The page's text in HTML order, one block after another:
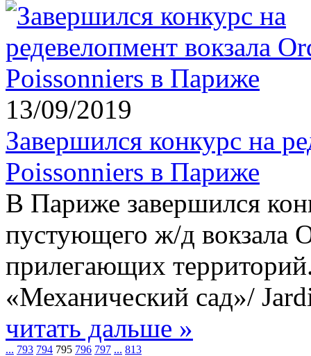
13/09/2019
Завершился конкурс на
Poissonniers в Париже
В Париже завершился
пустующего ж/д вокзала
прилегающих
«Механический сад»/
читать дальше »
... 793 794 795 796 797 ... 813